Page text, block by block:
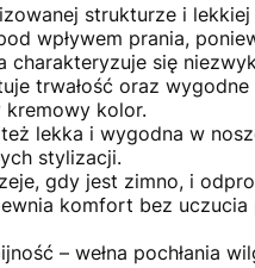
strukturze i
wpływem prania,
charakteryzuje się
trwałość oraz
kremowy kolor.
lekka i wygodna w
stylizacji.
gdy jest zimno, i
komfort bez
– wełna pochłania